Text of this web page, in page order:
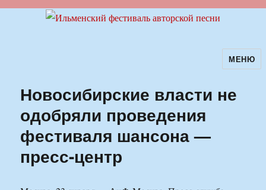
Ильменский фестиваль авторскойМЕНЮ
Новосибирские власти не
одобряли проведения
фестиваля шансона —
пресс-центр